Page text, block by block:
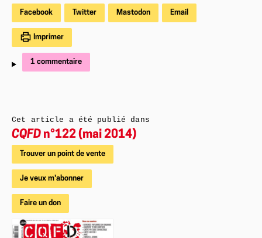
Facebook Twitter Mastodon Email
Imprimer
1 commentaire
Cet article a été publié dans
CQFD n°122 (mai 2014)
Trouver un point de vente
Je veux m'abonner
Faire un don